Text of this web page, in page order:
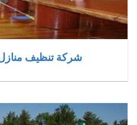
شركة تنظيف